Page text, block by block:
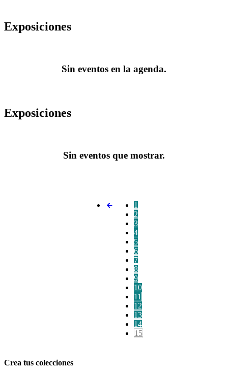
Exposiciones
Sin eventos en la agenda.
Exposiciones
Sin eventos que mostrar.
1
2
3
4
5
6
7
8
9
10
11
12
13
14
15
Crea tus colecciones